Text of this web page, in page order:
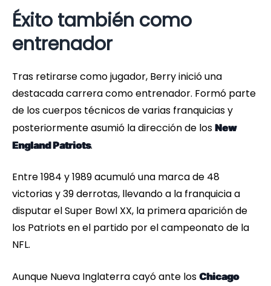
Éxito también como
entrenador
Tras retirarse como jugador, Berry inició una
destacada carrera como entrenador. Formó parte
de los cuerpos técnicos de varias franquicias y
posteriormente asumió la dirección de los New
England Patriots.
Entre 1984 y 1989 acumuló una marca de 48
victorias y 39 derrotas, llevando a la franquicia a
disputar el Super Bowl XX, la primera aparición de
los Patriots en el partido por el campeonato de la
NFL.
Aunque Nueva Inglaterra cayó ante los Chicago